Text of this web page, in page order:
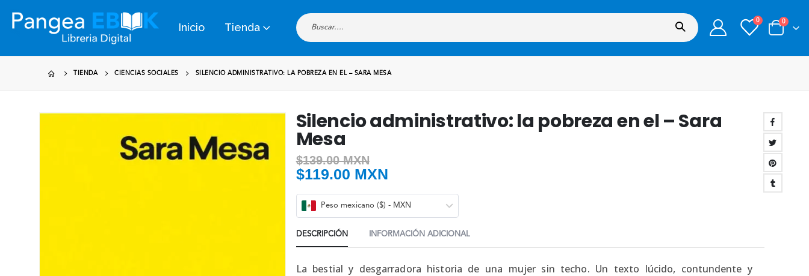
Inicio Tienda
0 0
TIENDA CIENCIAS SOCIALES SILENCIO ADMINISTRATIVO: LA POBREZA EN EL – SARA MESA
Silencio administrativo: la pobreza en el – Sara
Mesa
$139.00 MXN
$119.00 MXN
Peso mexicano ($) - MXN
DESCRIPCIÓN INFORMACIÓN ADICIONAL
La bestial y desgarradora historia de una mujer sin techo. Un texto lúcido, contundente y